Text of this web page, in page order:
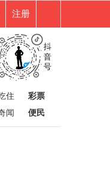
注册
住
彩票
闻 便民